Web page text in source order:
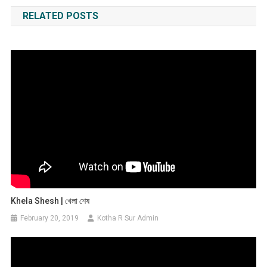
RELATED POSTS
Khela Shesh | খেলা শেষ
February 20, 2019 Kotha R Sur Admin